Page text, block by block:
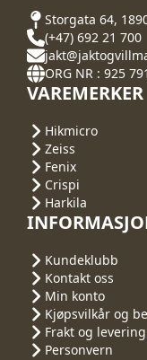
Storgata 64,
(+47) 692 21 700
ORG NR : 925
VAREMERKER
Hikmicro
Zeiss
Fenix
Crispi
Harkila
Kundeklubb
Kontakt oss
Min konto
Kjøpsvilkår og
Frakt og levering
Personvern